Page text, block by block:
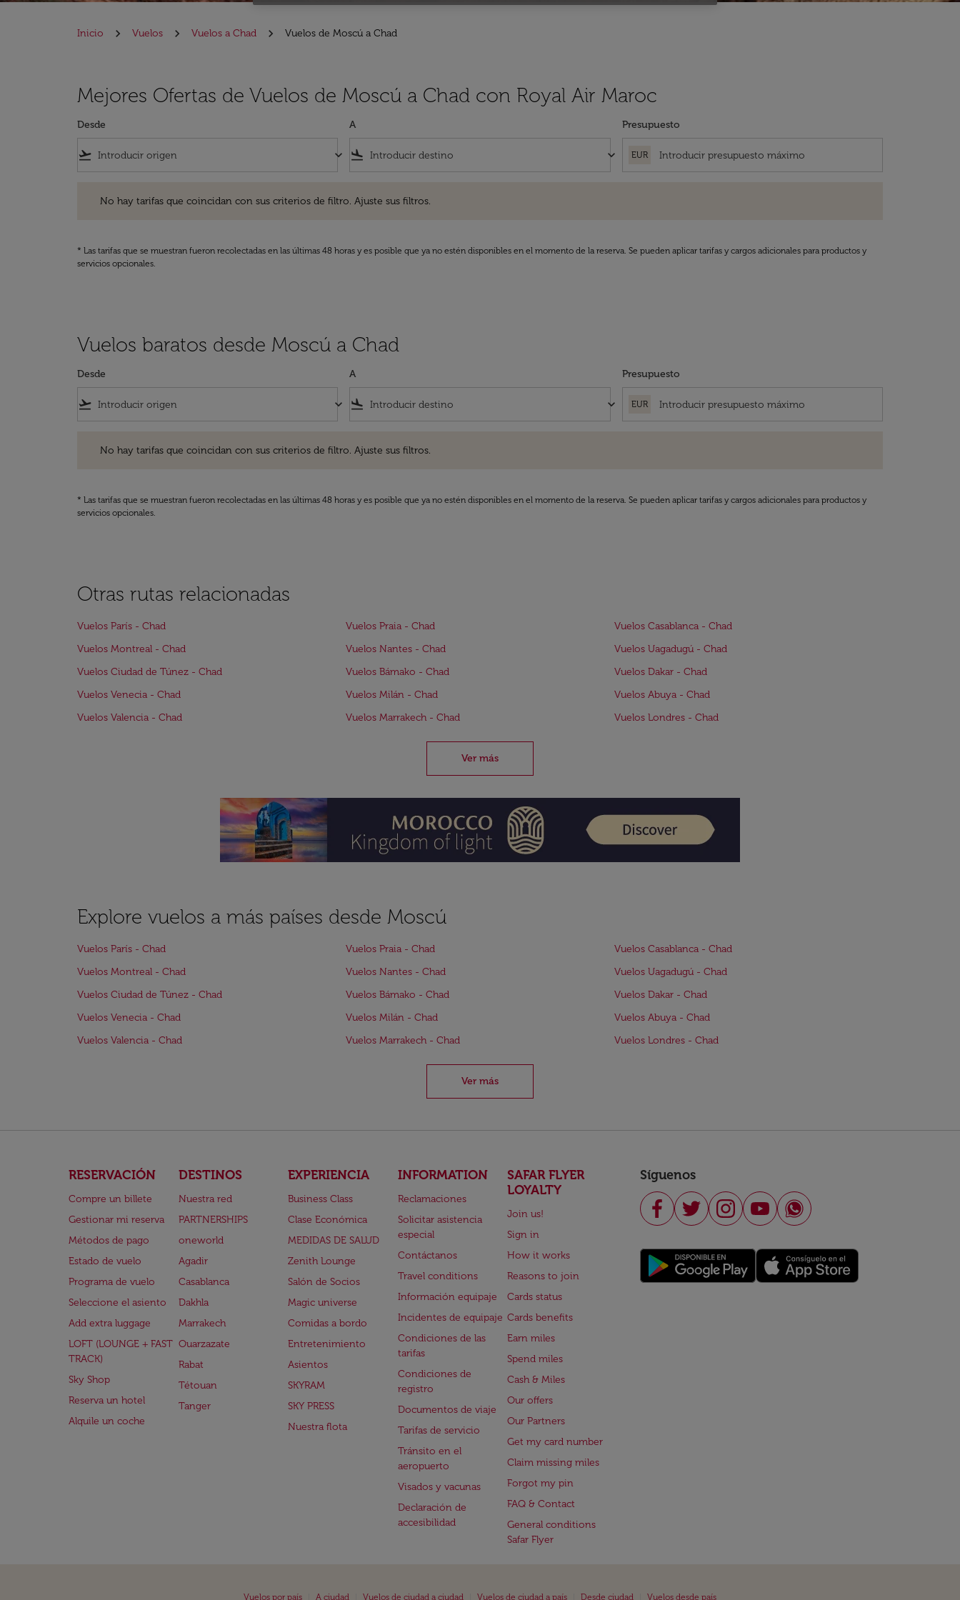
Inicio Vuelos Vuelos a Chad Vuelos de Moscú a Chad
Mejores Ofertas de Vuelos de Moscú a Chad con Royal Air Maroc
Desde
flight_takeoff keyboard_arrow_down
A
flight_land keyboard_arrow_down
Presupuesto
EUR
No hay tarifas que coincidan con sus criterios de filtro. Ajuste sus filtros.
* Las tarifas que se muestran fueron recolectadas en las últimas 48 horas y es posible que ya no estén disponibles en el momento de la reserva. Se pueden aplicar tarifas y cargos adicionales para productos y
servicios opcionales.
Vuelos baratos desde Moscú a Chad
Desde
flight_takeoff keyboard_arrow_down
A
flight_land keyboard_arrow_down
Presupuesto
EUR
No hay tarifas que coincidan con sus criterios de filtro. Ajuste sus filtros.
* Las tarifas que se muestran fueron recolectadas en las últimas 48 horas y es posible que ya no estén disponibles en el momento de la reserva. Se pueden aplicar tarifas y cargos adicionales para productos y
servicios opcionales.
Otras rutas relacionadas
Vuelos París - Chad Vuelos Praia - Chad
Vuelos Casablanca - Chad
Vuelos Montreal - Chad
Vuelos Nantes - Chad
Vuelos Uagadugú - Chad
Vuelos Ciudad de Túnez - Chad
Vuelos Bámako - Chad
Vuelos Dakar - Chad
Vuelos Venecia - Chad
Vuelos Milán - Chad
Vuelos Abuya - Chad
Vuelos Valencia - Chad
Vuelos Marrakech - Chad Vuelos Londres - Chad
Ver más
Explore vuelos a más países desde Moscú
Vuelos París - Chad Vuelos Praia - Chad
Vuelos Casablanca - Chad
Vuelos Montreal - Chad
Vuelos Nantes - Chad
Vuelos Uagadugú - Chad
Vuelos Ciudad de Túnez - Chad
Vuelos Bámako - Chad
Vuelos Dakar - Chad
Vuelos Venecia - Chad
Vuelos Milán - Chad
Vuelos Abuya - Chad
Vuelos Valencia - Chad
Vuelos Marrakech - Chad Vuelos Londres - Chad
Ver más
RESERVACIÓN
Compre un billete
Gestionar mi reserva
Métodos de pago
Estado de vuelo
Programa de vuelo
Seleccione el asiento
Add extra luggage
LOFT (LOUNGE + FAST
TRACK)
Sky Shop
Reserva un hotel
Alquile un coche
DESTINOS
Nuestra red
PARTNERSHIPS
oneworld
Agadir
Casablanca
Dakhla
Marrakech
Ouarzazate
Rabat
Tétouan
Tanger
EXPERIENCIA
Business Class
Clase Económica
MEDIDAS DE SALUD
Zenith Lounge
Salón de Socios
Magic universe
Comidas a bordo
Entretenimiento
Asientos
SKYRAM
SKY PRESS
Nuestra flota
INFORMATION
Reclamaciones
Solicitar asistencia
especial
Contáctanos
Travel conditions
Información equipaje
Incidentes de equipaje
Condiciones de las
tarifas
Condiciones de
registro
Documentos de viaje
Tarifas de servicio
Tránsito en el
aeropuerto
Visados y vacunas
Declaración de
accesibilidad
SAFAR FLYER
LOYALTY
Join us!
Sign in
How it works
Reasons to join
Cards status
Cards benefits
Earn miles
Spend miles
Cash & Miles
Our offers
Our Partners
Get my card number
Claim missing miles
Forgot my pin
FAQ & Contact
General conditions
Safar Flyer
Síguenos
Vuelos por país A ciudad Vuelos de ciudad a ciudad Vuelos de ciudad a país Desde ciudad Vuelos desde país